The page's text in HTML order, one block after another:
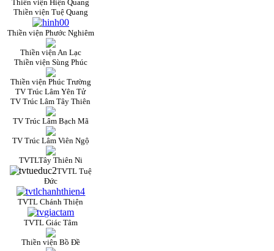
Thiền viện Hiện Quang
Thiền viện Tuệ Quang
Thiền viện Phước Nghiêm
Thiền viện An Lạc
Thiền viện Sùng Phúc
Thiền viện Phúc Trường
TV Trúc Lâm Yên Tử
TV Trúc Lâm Tây Thiên
TV Trúc Lâm Bạch Mã
TV Trúc Lâm Viên Ngộ
TVTLTây Thiên Ni
TVTL Tuệ
Đức
TVTL Chánh Thiện
TVTL Giác Tâm
Thiền viện Bồ Đề